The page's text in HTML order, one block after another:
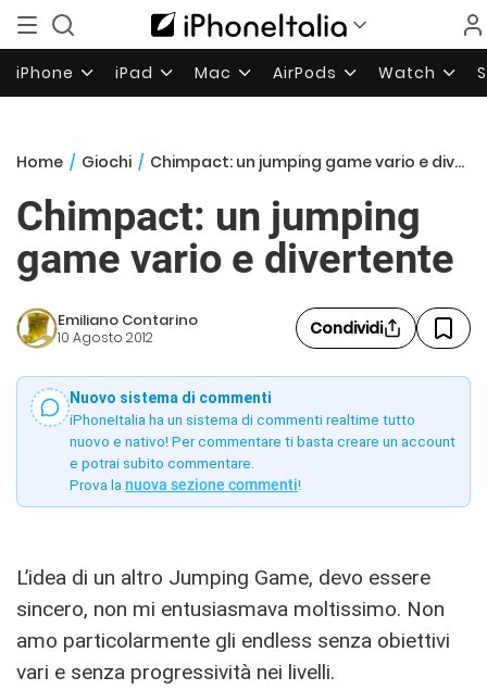
iPhone iPad Mac AirPods Watch
Home / Giochi / Chimpact: un jumping game vario e divertente
Chimpact: un jumping
game vario e divertente
Emiliano Contarino
10 Agosto 2012 Condividi
Nuovo sistema di commenti
iPhoneItalia ha un sistema di commenti realtime tutto
nuovo e nativo! Per commentare ti basta creare un account
e potrai subito commentare.
Prova la nuova sezione commenti!
L’idea di un altro Jumping Game, devo essere
sincero, non mi entusiasmava moltissimo. Non
amo particolarmente gli endless senza obiettivi
vari e senza progressività nei livelli.